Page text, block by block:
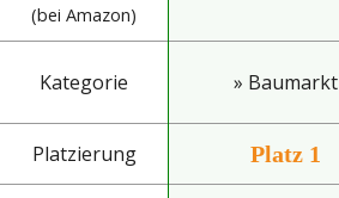
(bei Amazon)
Kategorie » Baumarkt
Platzierung Platz 1